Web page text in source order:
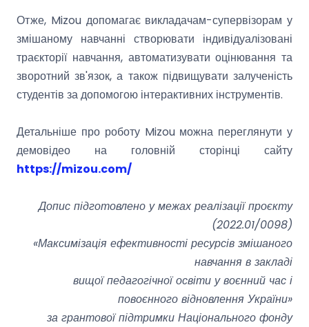
Отже, Mizou допомагає викладачам-супервізорам у
змішаному навчанні створювати індивідуалізовані
траєкторії навчання, автоматизувати оцінювання та
зворотний зв'язок, а також підвищувати залученість
студентів за допомогою інтерактивних інструментів.
Детальніше про роботу Mizou можна переглянути у
демовідео на головній сторінці сайту
https://mizou.com/
Допис підготовлено у межах реалізації проєкту
(2022.01/0098)
«Максимізація ефективності ресурсів змішаного
навчання в закладі
вищої педагогічної освіти у воєнний час і
повоєнного відновлення України»
за грантової підтримки Національного фонду